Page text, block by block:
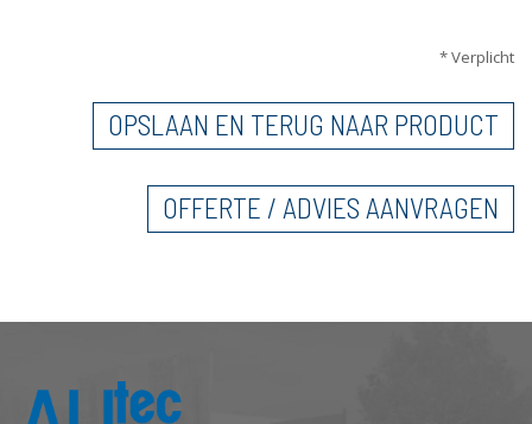
* Verplicht
OPSLAAN EN TERUG NAAR PRODUCT
OFFERTE / ADVIES AANVRAGEN